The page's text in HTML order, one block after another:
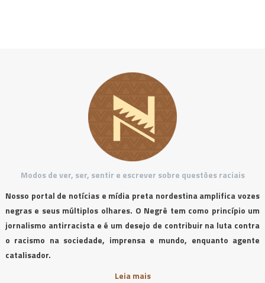
Modos de ver, ser, sentir e escrever sobre questões raciais
Nosso portal de notícias e mídia preta nordestina amplifica vozes
negras e seus múltiplos olhares. O Negrê tem como princípio um
jornalismo antirracista e é um desejo de contribuir na luta contra
o racismo na sociedade, imprensa e mundo, enquanto agente
catalisador.
Leia mais